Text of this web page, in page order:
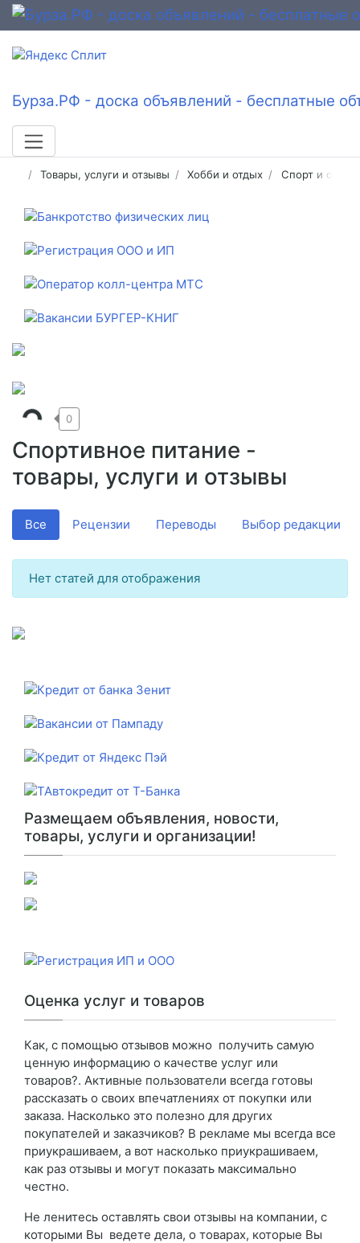
Бурза.РФ - доска объявлений - бесплатные
Товары, услуги и отзывы Хобби и отдых Спорт и отдых
Спортивное питание -
товары, услуги и отзывы
0
Все Рецензии Переводы Выбор редакции
Нет статей для отображения
Размещаем объявления, новости,
товары, услуги и организации!
Оценка услуг и товаров
Как, с помощью отзывов можно получить самую
ценную информацию о качестве услуг или
товаров?. Активные пользователи всегда готовы
рассказать о своих впечатлениях от покупки или
заказа. Насколько это полезно для других
покупателей и заказчиков? В рекламе мы всегда все
приукрашиваем, а вот насколько приукрашиваем,
как раз отзывы и могут показать максимально
честно.
Не ленитесь оставлять свои отзывы на компании, с
которыми Вы ведете дела, о товарах, которые Вы